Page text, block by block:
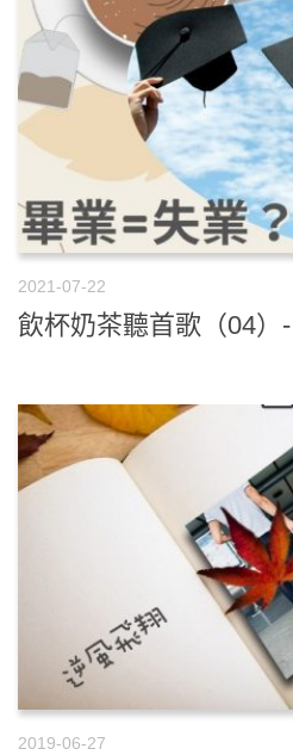
2021-07-22
飲杯奶茶聽首歌（04）
2019-06-27